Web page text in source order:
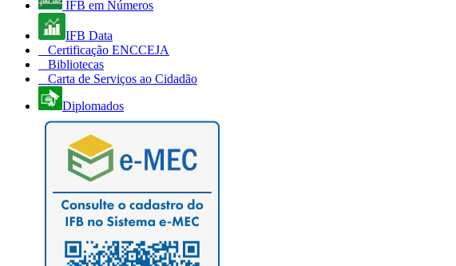
IFB em Números
IFB Data
Certificação ENCCEJA
Bibliotecas
Carta de Serviços ao Cidadão
Diplomados